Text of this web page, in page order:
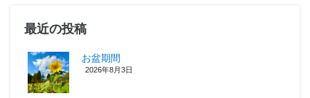
最近の投稿
お盆期間
2026年8月3日